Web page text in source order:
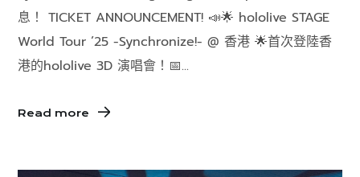
息！ TICKET ANNOUNCEMENT! 📣🌟 hololive STAGE
World Tour ’25 -Synchronize!- @ 香港 🌟首次登陸香
港的hololive 3D 演唱會！📅...
Read more